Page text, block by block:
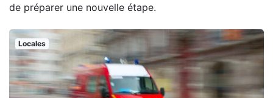
de préparer une nouvelle étape.
Locales